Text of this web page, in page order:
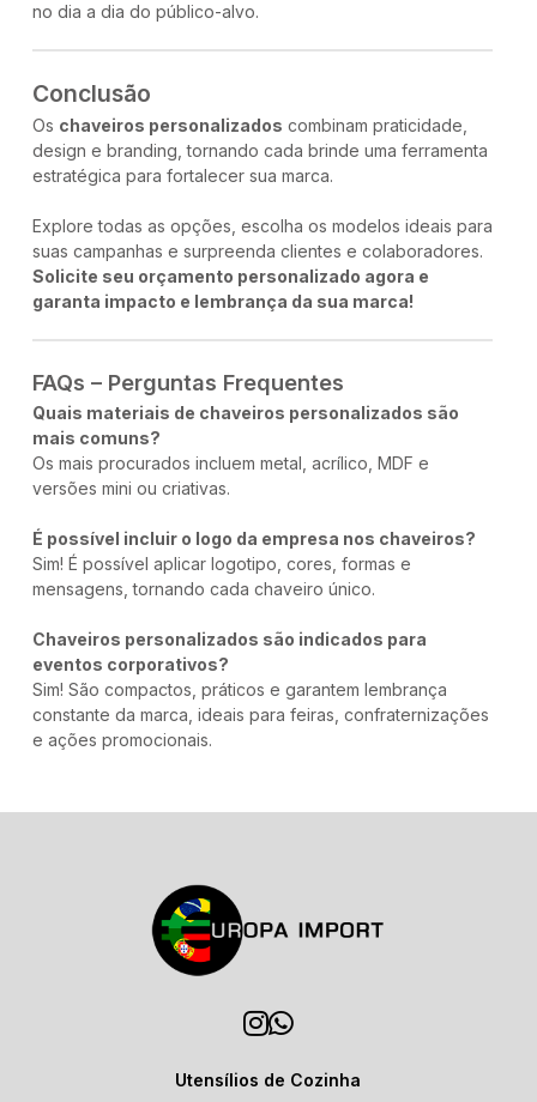
no dia a dia do público-alvo.
Conclusão
Os chaveiros personalizados combinam praticidade,
design e branding, tornando cada brinde uma ferramenta
estratégica para fortalecer sua marca.
Explore todas as opções, escolha os modelos ideais para
suas campanhas e surpreenda clientes e colaboradores.
Solicite seu orçamento personalizado agora e
garanta impacto e lembrança da sua marca!
FAQs – Perguntas Frequentes
Quais materiais de chaveiros personalizados são
mais comuns?
Os mais procurados incluem metal, acrílico, MDF e
versões mini ou criativas.
É possível incluir o logo da empresa nos chaveiros?
Sim! É possível aplicar logotipo, cores, formas e
mensagens, tornando cada chaveiro único.
Chaveiros personalizados são indicados para
eventos corporativos?
Sim! São compactos, práticos e garantem lembrança
constante da marca, ideais para feiras, confraternizações
e ações promocionais.
Utensílios de Cozinha